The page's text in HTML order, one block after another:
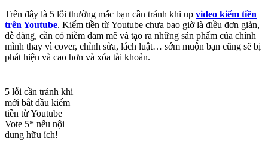
Trên đây là 5 lỗi thường mắc bạn cần tránh khi up video kiếm tiền
trên Youtube. Kiếm tiền từ Youtube chưa bao giờ là điều đơn giản,
dễ dàng, cần có niềm đam mê và tạo ra những sản phẩm của chính
mình thay vì cover, chỉnh sửa, lách luật… sớm muộn bạn cũng sẽ bị
phát hiện và cao hơn và xóa tài khoản.
5 lỗi cần tránh khi
mới bắt đầu kiếm
tiền từ Youtube
Vote 5* nếu nội
dung hữu ích!